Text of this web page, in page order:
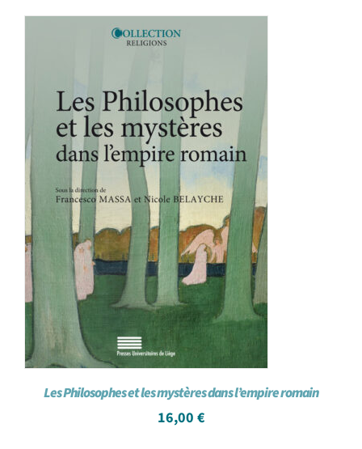
Les Philosophes et les mystères dans l’empire romain
16,00 €